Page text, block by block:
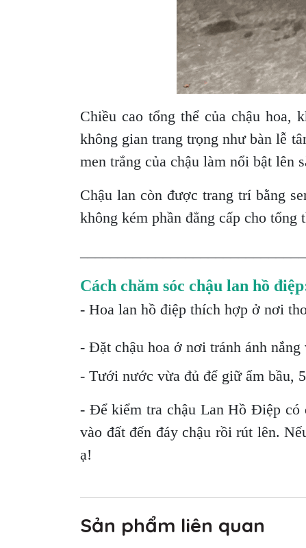
Chiều cao tổng thể của chậu hoa,
không gian trang trọng như bàn lễ
men trắng của chậu làm nổi bật lên
Chậu lan còn được trang trí bằng
không kém phần đẳng cấp cho tổng
Cách chăm sóc chậu lan hồ
- Hoa lan hồ điệp thích hợp ở nơi
- Đặt chậu hoa ở nơi tránh ánh
- Tưới nước vừa đủ để giữ ẩm bầu,
- Để kiểm tra chậu Lan Hồ Điệp có
vào đất đến đáy chậu rồi rút lên.
ạ!
Sản phẩm liên quan